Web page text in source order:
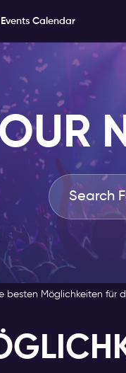
Calendar
besten Möglichkeiten für